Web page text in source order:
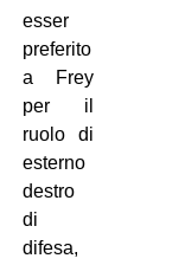
esser
preferito
a Frey
per il
ruolo di
esterno
destro
di
difesa,